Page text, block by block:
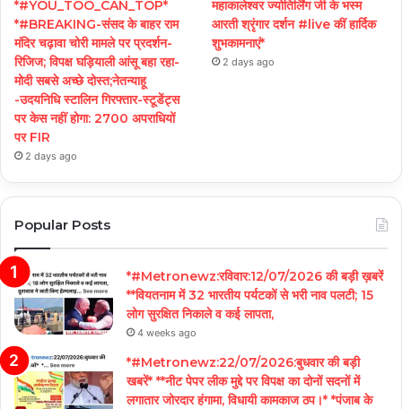
*#YOU_TOO_CAN_TOP*
*#BREAKING-संसद के बाहर राम
मंदिर चढ़ावा चोरी मामले पर प्रदर्शन-
रिजिज; विपक्ष घड़ियाली आंसू बहा रहा-
मोदी सबसे अच्छे दोस्त;नेतन्याहू
-उदयनिधि स्टालिन गिरफ्तार-स्टूडेंट्स
पर केस नहीं होगा: 2700 अपराधियों
पर FIR
2 days ago
महाकालेश्वर ज्योतिर्लिंग जी के भस्म
आरती श्रृंगार दर्शन #live कीं हार्दिक
शुभकामनाएं*
2 days ago
Popular Posts
*#Metronewz:रविवार:12/07/2026 की बड़ी ख़बरें
**वियतनाम में 32 भारतीय पर्यटकों से भरी नाव पलटी; 15
लोग सुरक्षित निकाले व कई लापता,
4 weeks ago
*#Metronewz:22/07/2026:बुधवार की बड़ी
खबरें* **नीट पेपर लीक मुद्दे पर विपक्ष का दोनों सदनों में
लगातार जोरदार हंगामा, विधायी कामकाज ठप।* *पंजाब के